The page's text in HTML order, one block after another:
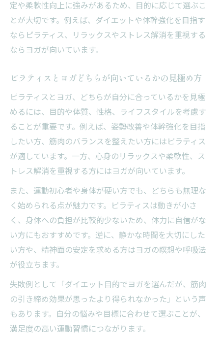
ト
ヨガとピラティス違いのリラックス効果比
較
ピラティスとヨガの効果を最大化する呼吸
呼吸法で実感するピラティスとヨガの違い
ピラティスとヨガ初心者が知りたい基本
ピラティス初心者が押さえるべき基本ポイ
ント
ヨガとピラティス初心者のよくある疑問解
説
初心者でも安心なピラティス始め方のコツ
ピラティスの基本動作とヨガの違いを理解
定や柔軟性向上に強みがあるため、目的に応じて選ぶこ
とが大切です。例えば、ダイエットや体幹強化を目指す
ならピラティス、リラックスやストレス解消を重視する
ならヨガが向いています。
ピラティスとヨガどちらが向いているかの見極め方
ピラティスとヨガ、どちらが自分に合っているかを見極
めるには、目的や体質、性格、ライフスタイルを考慮す
ることが重要です。例えば、姿勢改善や体幹強化を目指
したい方、筋肉のバランスを整えたい方にはピラティス
が適しています。一方、心身のリラックスや柔軟性、ス
トレス解消を重視する方にはヨガが向いています。
また、運動初心者や身体が硬い方でも、どちらも無理な
く始められる点が魅力です。ピラティスは動きが小さ
く、身体への負担が比較的少ないため、体力に自信がな
い方にもおすすめです。逆に、静かな時間を大切にした
い方や、精神面の安定を求める方はヨガの瞑想や呼吸法
が役立ちます。
失敗例として「ダイエット目的でヨガを選んだが、筋肉
の引き締め効果が思ったより得られなかった」という声
もあります。自分の悩みや目標に合わせて選ぶことが、
満足度の高い運動習慣につながります。